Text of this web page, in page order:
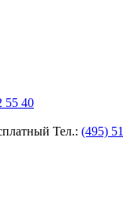
55 40
Тел.: (495)